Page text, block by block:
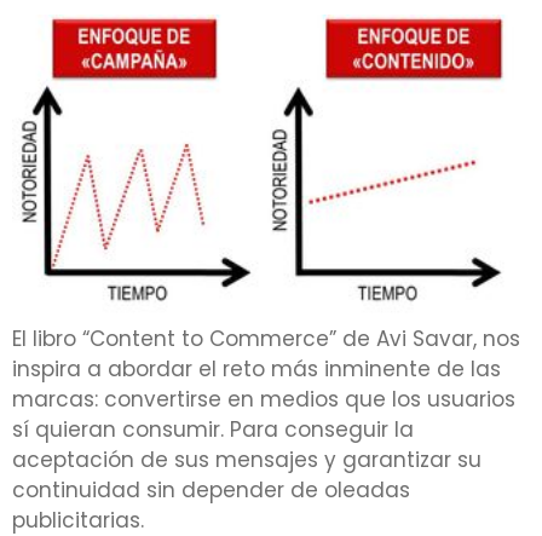
El libro “Content to Commerce” de Avi Savar, nos
inspira a abordar el reto más inminente de las
marcas: convertirse en medios que los usuarios
sí quieran consumir. Para conseguir la
aceptación de sus mensajes y garantizar su
continuidad sin depender de oleadas
publicitarias.